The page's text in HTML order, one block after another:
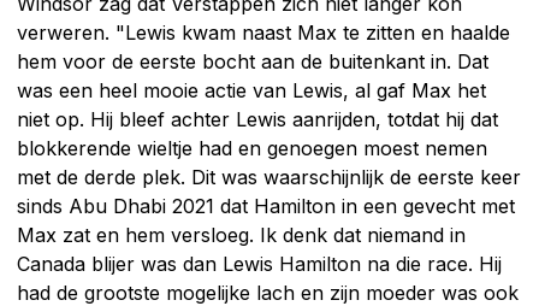
verweren. "Lewis kwam naast Max te zitten en haalde
hem voor de eerste bocht aan de buitenkant in. Dat
was een heel mooie actie van Lewis, al gaf Max het
niet op. Hij bleef achter Lewis aanrijden, totdat hij dat
blokkerende wieltje had en genoegen moest nemen
met de derde plek. Dit was waarschijnlijk de eerste keer
sinds Abu Dhabi 2021 dat Hamilton in een gevecht met
Max zat en hem versloeg. Ik denk dat niemand in
Canada blijer was dan Lewis Hamilton na die race. Hij
had de grootste mogelijke lach en zijn moeder was ook